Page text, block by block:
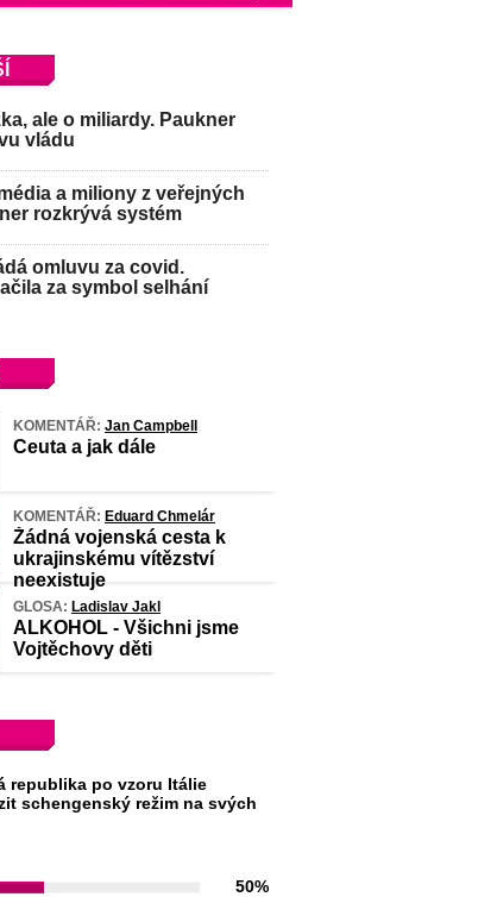
ale o miliardy. Paukner
vládu
a miliony z veřejných
rozkrývá systém
omluvu za covid.
za symbol selhání
KOMENTÁŘ: Jan Campbell
Ceuta a jak dále
KOMENTÁŘ: Eduard Chmelár
Žádná vojenská cesta k
ukrajinskému vítězství
neexistuje
GLOSA: Ladislav Jakl
ALKOHOL - Všichni jsme
Vojtěchovy děti
republika po vzoru Itálie
schengenský režim na svých
50%